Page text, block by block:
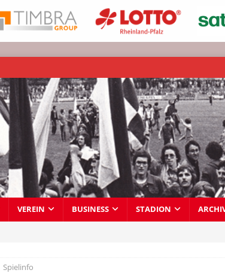
VEREIN BUSINESS STADION
Spielinfo